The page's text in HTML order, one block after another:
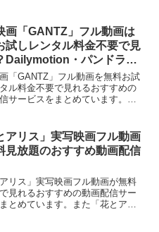
す。そして、実写映画「君の膵
たい」の作品情報・あらすじに
お伝えしていますので、動画配
ス選びや映画本編を見る前の予
して役立ててください。
画「GANTZ」フル動画は
試しレンタル料金不要で見
Dailymotion・パンドラで
「GANTZ」フル動画を無料お試
ル料金不要で見れるおすすめの
サービスをまとめています。ま
調べています。そして、実写映画
」の作品情報、あらすじ、感想
もお伝えしていますので、動画
ビス選びや映画本編を見る前の
識として役立ててください。
アリス」実写映画フル動画
見放題のおすすめ動画配信
アリス」実写映画フル動画が無料
見れるおすすめの動画配信サー
とめています。また「花とアリ